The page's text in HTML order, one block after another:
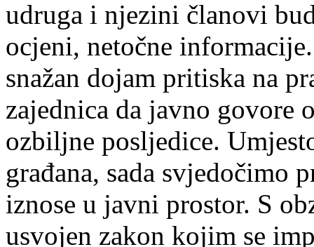
udruga i njezini članovi
ocjeni, netočne
snažan dojam pritiska na
zajednica da javno
ozbiljne posljedice.
građana, sada svjedočimo
iznose u javni prostor. S
usvojen zakon kojim se